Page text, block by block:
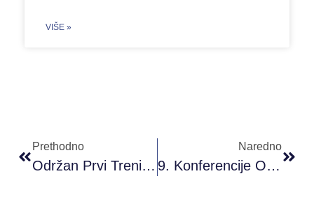
VIŠE »
Prethodno
Održan Prvi Trening Projekta ,,Art Remains/Umjetnost Ostaje” U Sarajevu
Naredno
9. Konferencije O Evropskoj Politici Alkohola U Oslu